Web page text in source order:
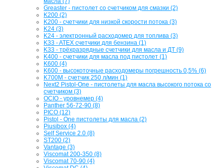
Greaster - пистолет со счетчиком для смазки (2)
K200 (2)
K200 - счетчики для низкой скорости потока (3)
K24 (3)
K24 - электронный расходомер для топлива (3)
K33 - ATEX счетчики для бензина (1)
K33 - трёхразрядные счетчики для масла и ДТ (9)
K400 - счетчики для масла под пистолет (1)
K600 (4)
K600 - высокоточные расходомеры погрешность 0,5% (6)
K700M - счетчик 250 л/мин (1)
Next2 Pistol-One - пистолеты для масла высокого потока со
счетчиком (3)
OCIO - уровнемер (4)
Panther 56-72-90 (8)
PICO (12)
Pistol - One пистолеты для масла (2)
Piusibox (4)
Self Service 2.0 (8)
ST200 (2)
Vantage (3)
Viscomat 200-350 (8)
Viscomat 70-90 (4)